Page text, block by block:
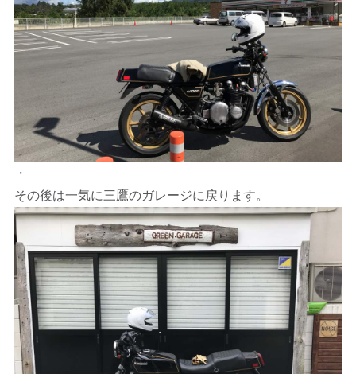
・
その後は一気に三鷹のガレージに戻ります。